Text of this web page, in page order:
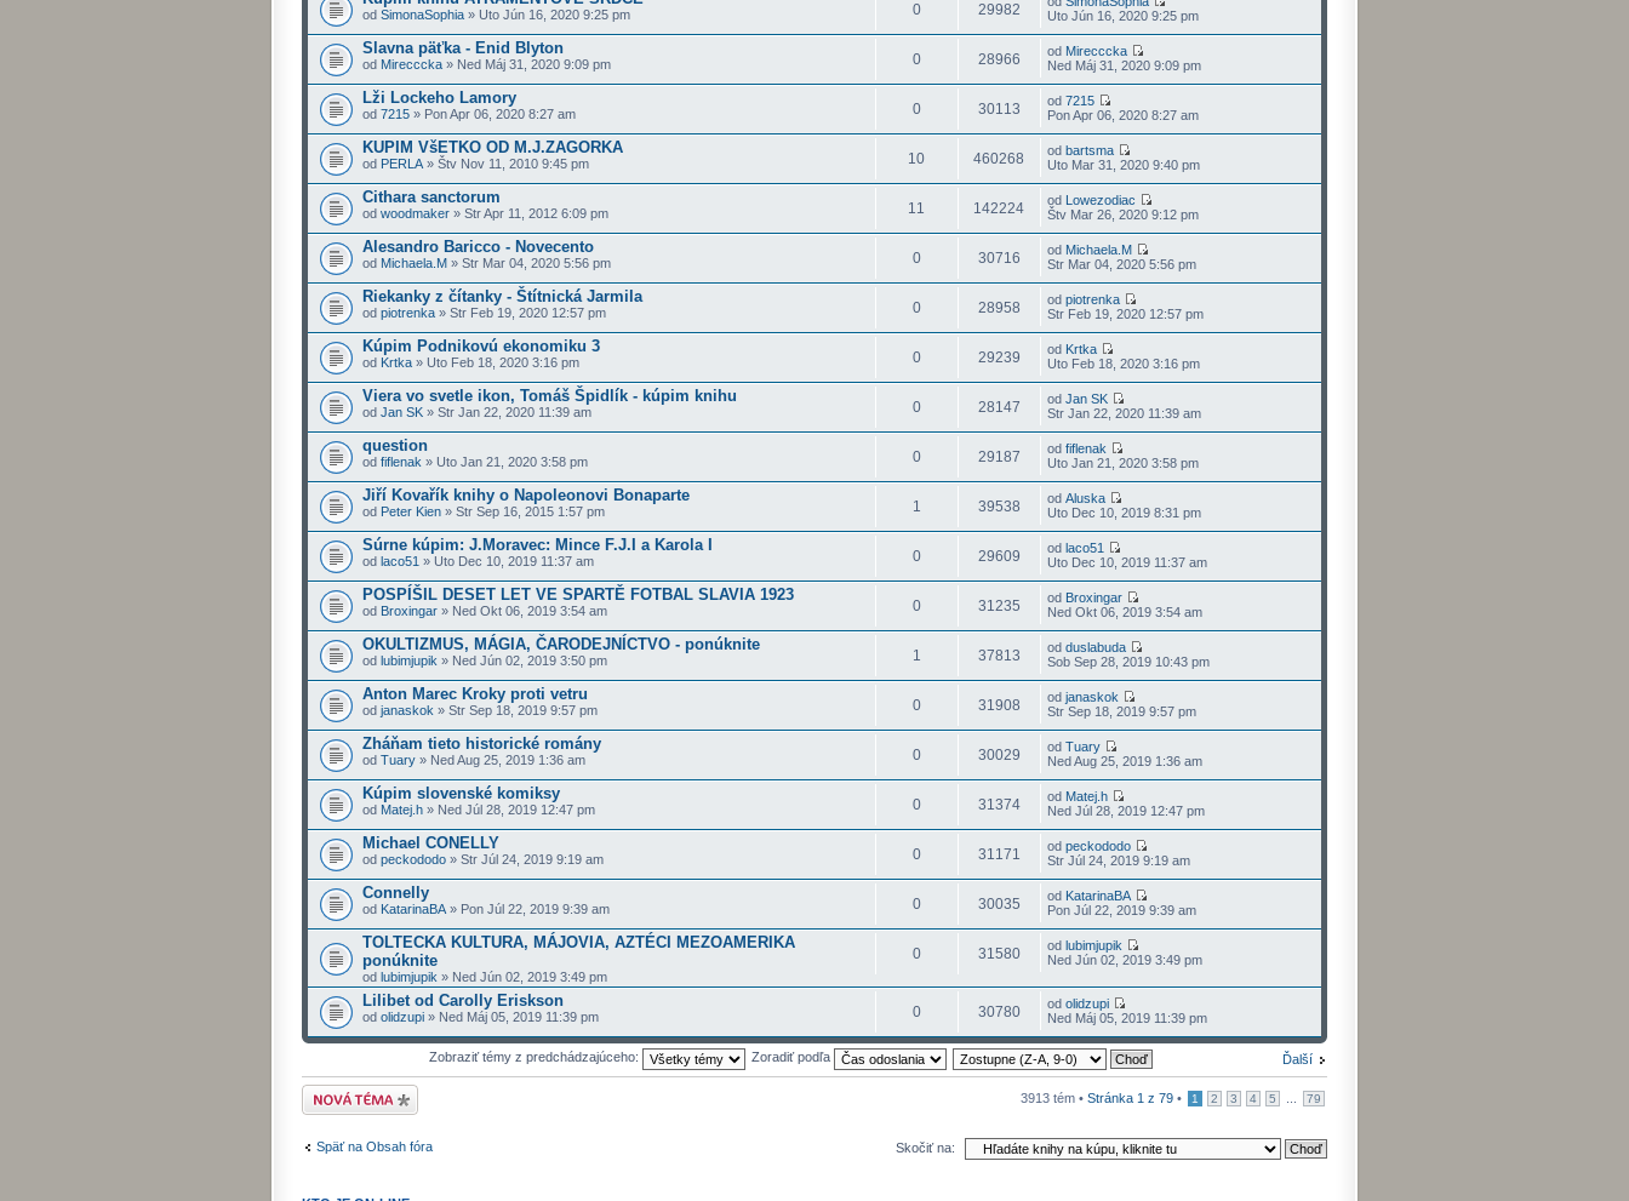
od SimonaSophia » Uto Jún 16, 2020 9:25 pm 0 29982
Uto Jún 16, 2020 9:25 pm
Slavna päťka - Enid Blyton
od Mirecccka » Ned Máj 31, 2020 9:09 pm 0 28966 od Mirecccka
Ned Máj 31, 2020 9:09 pm
Lži Lockeho Lamory
od 7215 » Pon Apr 06, 2020 8:27 am 0 30113 od 7215
Pon Apr 06, 2020 8:27 am
KUPIM VšETKO OD M.J.ZAGORKA
od PERLA » Štv Nov 11, 2010 9:45 pm 10 460268 od bartsma
Uto Mar 31, 2020 9:40 pm
Cithara sanctorum
od woodmaker » Str Apr 11, 2012 6:09 pm 11 142224 od Lowezodiac
Štv Mar 26, 2020 9:12 pm
Alesandro Baricco - Novecento
od Michaela.M » Str Mar 04, 2020 5:56 pm 0 30716 od Michaela.M
Str Mar 04, 2020 5:56 pm
Riekanky z čítanky - Štítnická Jarmila
od piotrenka » Str Feb 19, 2020 12:57 pm 0 28958 od piotrenka
Str Feb 19, 2020 12:57 pm
Kúpim Podnikovú ekonomiku 3
od Krtka » Uto Feb 18, 2020 3:16 pm 0 29239 od Krtka
Uto Feb 18, 2020 3:16 pm
Viera vo svetle ikon, Tomáš Špidlík - kúpim knihu
od Jan SK » Str Jan 22, 2020 11:39 am 0 28147 od Jan SK
Str Jan 22, 2020 11:39 am
question
od fiflenak » Uto Jan 21, 2020 3:58 pm 0 29187 od fiflenak
Uto Jan 21, 2020 3:58 pm
Jiří Kovařík knihy o Napoleonovi Bonaparte
od Peter Kien » Str Sep 16, 2015 1:57 pm 1 39538 od Aluska
Uto Dec 10, 2019 8:31 pm
Súrne kúpim: J.Moravec: Mince F.J.I a Karola I
od laco51 » Uto Dec 10, 2019 11:37 am 0 29609 od laco51
Uto Dec 10, 2019 11:37 am
POSPÍŠIL DESET LET VE SPARTĚ FOTBAL SLAVIA 1923
od Broxingar » Ned Okt 06, 2019 3:54 am 0 31235 od Broxingar
Ned Okt 06, 2019 3:54 am
OKULTIZMUS, MÁGIA, ČARODEJNÍCTVO - ponúknite
od lubimjupik » Ned Jún 02, 2019 3:50 pm 1 37813 od duslabuda
Sob Sep 28, 2019 10:43 pm
Anton Marec Kroky proti vetru
od janaskok » Str Sep 18, 2019 9:57 pm 0 31908 od janaskok
Str Sep 18, 2019 9:57 pm
Zháňam tieto historické romány
od Tuary » Ned Aug 25, 2019 1:36 am 0 30029 od Tuary
Ned Aug 25, 2019 1:36 am
Kúpim slovenské komiksy
od Matej.h » Ned Júl 28, 2019 12:47 pm 0 31374 od Matej.h
Ned Júl 28, 2019 12:47 pm
Michael CONELLY
od peckododo » Str Júl 24, 2019 9:19 am 0 31171 od peckododo
Str Júl 24, 2019 9:19 am
Connelly
od KatarinaBA » Pon Júl 22, 2019 9:39 am 0 30035 od KatarinaBA
Pon Júl 22, 2019 9:39 am
TOLTECKA KULTURA, MÁJOVIA, AZTÉCI MEZOAMERIKA
ponúknite
od lubimjupik » Ned Jún 02, 2019 3:49 pm
0 31580 od lubimjupik
Ned Jún 02, 2019 3:49 pm
Lilibet od Carolly Eriskson
od olidzupi » Ned Máj 05, 2019 11:39 pm 0 30780 od olidzupi
Ned Máj 05, 2019 11:39 pm
Ďalší
Zobraziť témy z predchádzajúceho: Zoradiť podľa
Odoslať novú tému 3913 tém • Stránka 1 z 79 • 1 2 3 4 5 79
Späť na Obsah fóra Skočiť na: